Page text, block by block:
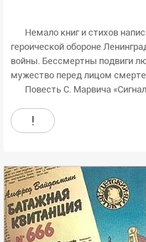
Немало книг и стихов
героической обороне
войны. Бессмертны подвиги
мужество перед лицом
Повесть С. Марвича
!